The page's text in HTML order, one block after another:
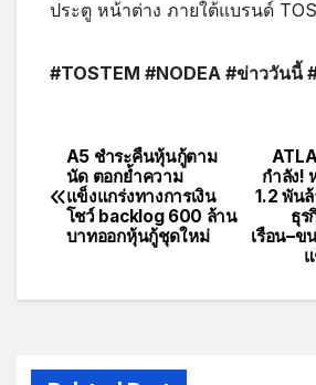
ประตู หน้าต่าง ภายใต้แบรนด์
#TOSTEM #NODEA #ข่าววันนี้
กำลัง!
1.2 พัน
ธุร
เรือน–ข
A5 ชำระคืนหุ้นกู้ตาม
นัด ตอกย้ำความ
แข็งแกร่งทางการเงิน
โชว์ backlog 600 ล้าน
บาทออกหุ้นกู้ชุดใหม่